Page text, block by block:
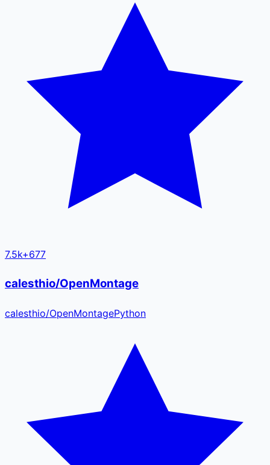
7.5k+677
calesthio/OpenMontage
calesthio/OpenMontagePython